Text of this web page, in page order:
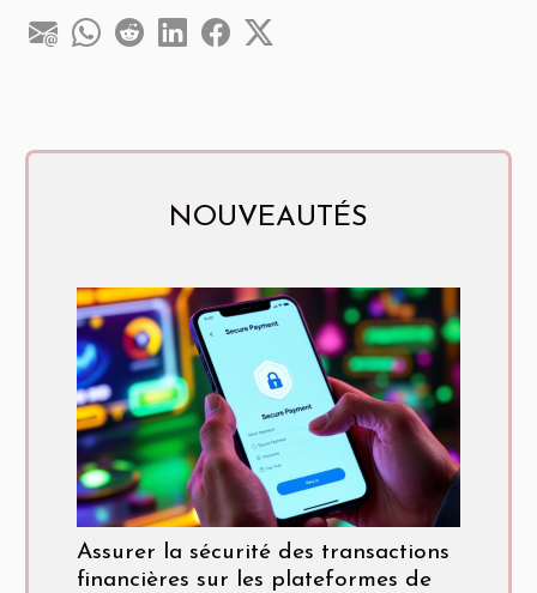
NOUVEAUTÉS
Assurer la sécurité des transactions
financières sur les plateformes de